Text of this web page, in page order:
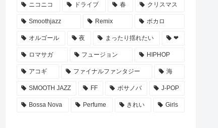
ニコニコ ドライブ 春 クリスマス
Smoothjazz Remix ボカロ
オルゴール 夜 まったり揺れたい ❤
ロマサガ フュージョン HIPHOP
アコギ ファイナルファンタジー 海
SMOOTH JAZZ FF ボサノバ J-POP
Bossa Nova Perfume きれい Girls